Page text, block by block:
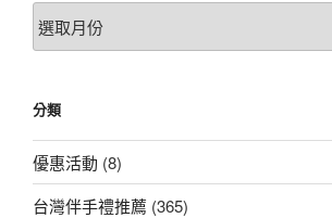
文
章
分類
優惠活動 (8)
台灣伴手禮推薦 (365)